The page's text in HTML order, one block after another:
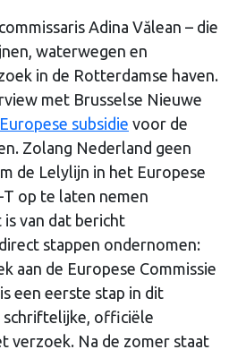
Adina Vălean – die
waterwegen en
in de Rotterdamse haven.
met Brusselse Nieuwe
subsidie voor de
Zolang Nederland geen
de Lelylijn in het Europese
op te laten nemen
van dat bericht
stappen ondernomen:
aan de Europese Commissie
een eerste stap in dit
schriftelijke, officiële
verzoek. Na de zomer staat